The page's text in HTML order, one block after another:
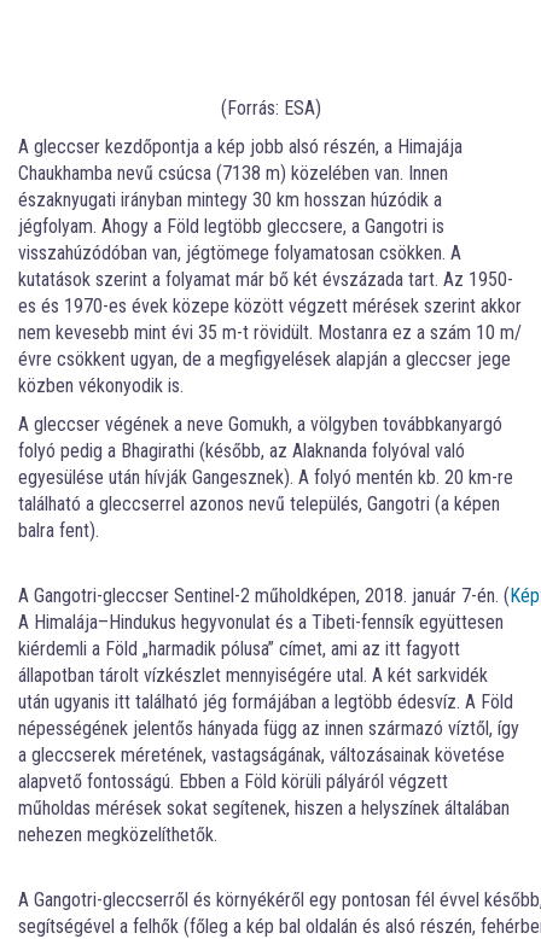
(Forrás: ESA)
A gleccser kezdőpontja a kép jobb alsó részén, a Himajája
Chaukhamba nevű csúcsa (7138 m) közelében van. Innen
északnyugati irányban mintegy 30 km hosszan húzódik a
jégfolyam. Ahogy a Föld legtöbb gleccsere, a Gangotri is
visszahúzódóban van, jégtömege folyamatosan csökken. A
kutatások szerint a folyamat már bő két évszázada tart. Az 1950-
es és 1970-es évek közepe között végzett mérések szerint akkor
nem kevesebb mint évi 35 m-t rövidült. Mostanra ez a szám 10 m/
évre csökkent ugyan, de a megfigyelések alapján a gleccser jege
közben vékonyodik is.
A gleccser végének a neve Gomukh, a völgyben továbbkanyargó
folyó pedig a Bhagirathi (később, az Alaknanda folyóval való
egyesülése után hívják Gangesznek). A folyó mentén kb. 20 km-re
található a gleccserrel azonos nevű település, Gangotri (a képen
balra fent).
A Gangotri-gleccser Sentinel-2 műholdképen, 2018. január 7-én. (Kép
A Himalája–Hindukus hegyvonulat és a Tibeti-fennsík együttesen
kiérdemli a Föld „harmadik pólusa” címet, ami az itt fagyott
állapotban tárolt vízkészlet mennyiségére utal. A két sarkvidék
után ugyanis itt található jég formájában a legtöbb édesvíz. A Föld
népességének jelentős hányada függ az innen származó víztől, így
a gleccserek méretének, vastagságának, változásainak követése
alapvető fontosságú. Ebben a Föld körüli pályáról végzett
műholdas mérések sokat segítenek, hiszen a helyszínek általában
nehezen megközelíthetők.
A Gangotri-gleccserről és környékéről egy pontosan fél évvel
segítségével a felhők (főleg a kép bal oldalán és alsó részén,